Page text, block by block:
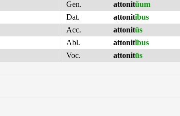
Gen.
attonitŭum
Dat.
attonitĭbus
Acc.
attonitūs
Abl.
attonitĭbus
Voc.
attonitūs